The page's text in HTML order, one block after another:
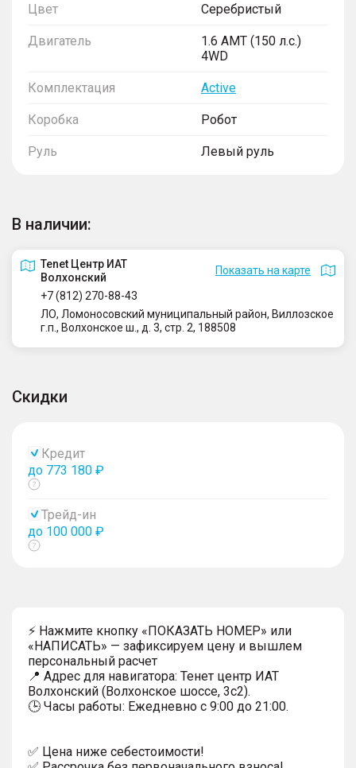
Цвет Серебристый
Двигатель
1.6 AMT (150 л.с.)
4WD
Комплектация Active
Коробка Робот
Руль Левый руль
В наличии:
Tenet Центр ИАТ
Волхонский
Показать на карте
+7 (812) 270-88-43
ЛО, Ломоносовский муниципальный район, Виллозское
г.п., Волхонское ш., д. 3, стр. 2, 188508
Скидки
Кредит
до 773 180 ₽
Показать
Трейд-ин
до 100 000 ₽
Показать
⚡ Нажмите кнопку «ПОКАЗАТЬ НОМЕР» или
«НАПИСАТЬ» — зафиксируем цену и вышлем
персональный расчет
📍 Адрес для навигатора: Тенет центр ИАТ
Волхонский (Волхонское шоссе, 3с2).
🕒 Часы работы: Ежедневно с 9:00 до 21:00.
✅ Цена ниже себестоимости!